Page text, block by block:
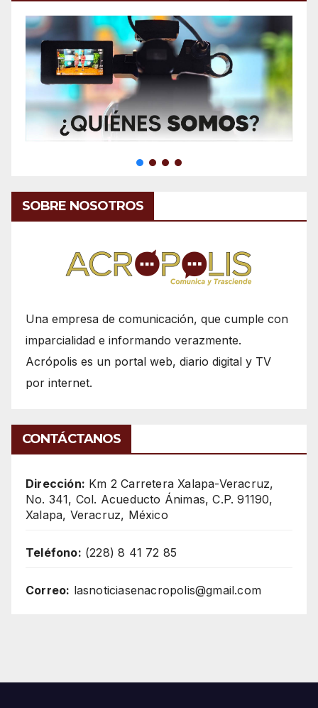
SOBRE NOSOTROS
Una empresa de comunicación, que cumple con
imparcialidad e informando verazmente.
Acrópolis es un portal web, diario digital y TV
por internet.
CONTÁCTANOS
Dirección: Km 2 Carretera Xalapa-Veracruz,
No. 341, Col. Acueducto Ánimas, C.P. 91190,
Xalapa, Veracruz, México
Teléfono: (228) 8 41 72 85
Correo: lasnoticiasenacropolis@gmail.com